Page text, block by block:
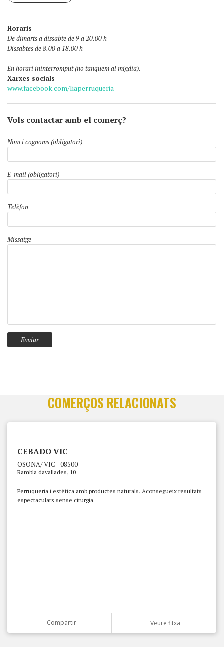
Horaris
De dimarts a dissabte de 9 a 20.00 h
Dissabtes de 8.00 a 18.00 h
En horari ininterromput (no tanquem al migdia).
Xarxes socials
www.facebook.com/liaperruqueria
Vols contactar amb el comerç?
Nom i cognoms (obligatori)
E-mail (obligatori)
Telèfon
Missatge
COMERÇOS RELACIONATS
CEBADO VIC
OSONA/ VIC - 08500
Rambla davallades, 10
Perruqueria i estètica amb productes naturals. Aconsegueix resultats
espectaculars sense cirurgia.
Compartir Veure fitxa